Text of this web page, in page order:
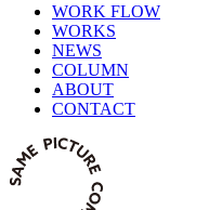
WORK FLOW
WORKS
NEWS
COLUMN
ABOUT
CONTACT